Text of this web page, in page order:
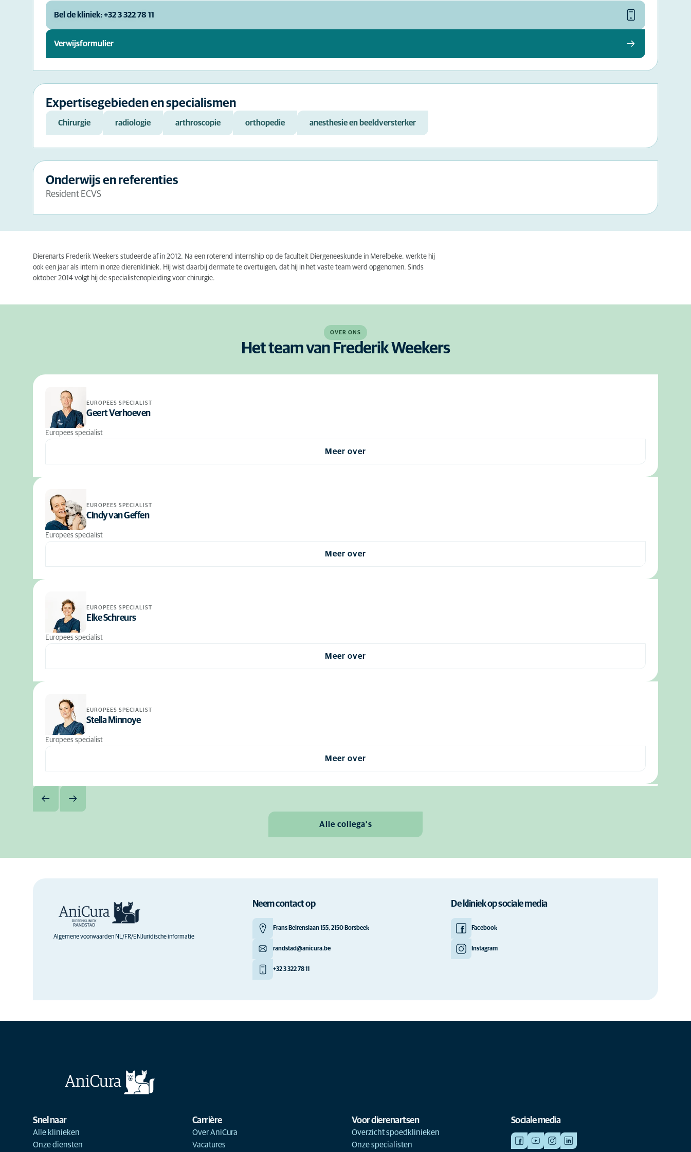
Bel de kliniek: +32 3 322 78 11
Verwijsformulier
Expertisegebieden en specialismen
Chirurgie radiologie arthroscopie orthopedie anesthesie en beeldversterker
Onderwijs en referenties
Resident ECVS
Dierenarts Frederik Weekers studeerde af in 2012. Na een roterend internship op de faculteit Diergeneeskunde in Merelbeke, werkte hij
ook een jaar als intern in onze dierenkliniek. Hij wist daarbij dermate te overtuigen, dat hij in het vaste team werd opgenomen. Sinds
oktober 2014 volgt hij de specialistenopleiding voor chirurgie.
OVER ONS
Het team van Frederik Weekers
EUROPEES SPECIALIST
Geert Verhoeven
Europees specialist
Meer over
EUROPEES SPECIALIST
Cindy van Geffen
Europees specialist
Meer over
EUROPEES SPECIALIST
Elke Schreurs
Europees specialist
Meer over
EUROPEES SPECIALIST
Stella Minnoye
Europees specialist
Meer over
Alle collega's
Algemene voorwaarden NL/FR/ENJuridische informatie
Neem contact op
Frans Beirenslaan 155, 2150 Borsbeek
randstad@anicura.be
+32 3 322 78 11
De kliniek op sociale media
Facebook
Instagram
Snel naar
Alle klinieken
Onze diensten
Carrière
Over AniCura
Vacatures
Voor dierenartsen
Overzicht spoedklinieken
Onze specialisten
Sociale media